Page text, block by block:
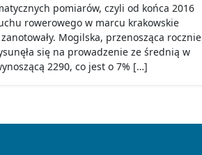
pomiarów, czyli od końca 2016
rowerowego w marcu krakowskie
Mogilska, przenosząca rocznie
się na prowadzenie ze średnią w
2290, co jest o 7% […]